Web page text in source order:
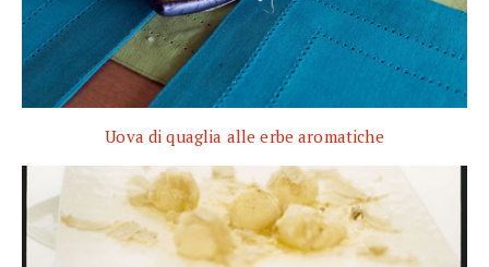
Uova di quaglia alle erbe aromatiche